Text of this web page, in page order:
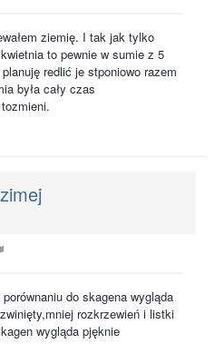
ziemię. I tak jak tylko
to pewnie w sumie z 5
redlić je stponiowo razem
była cały czas
do skagena wygląda
rozkrzewień i listki
wygląda pjęknie